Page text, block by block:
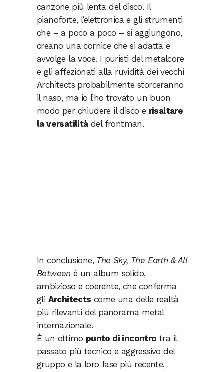
canzone più lenta del disco. Il
pianoforte, l’elettronica e gli strumenti
che – a poco a poco – si aggiungono,
creano una cornice che si adatta e
avvolge la voce. I puristi del metalcore
e gli affezionati alla ruvidità dei vecchi
Architects probabilmente storceranno
il naso, ma io l’ho trovato un buon
modo per chiudere il disco e risaltare
la versatilitàdel frontman.
In conclusione, The Sky, The Earth & All
Betweenè un album solido,
ambizioso e coerente, che conferma
gli Architects come una delle realtà
più rilevanti del panorama metal
internazionale.
È un ottimo punto di incontro tra il
passato più tecnico e aggressivo del
gruppo e la loro fase più recente,